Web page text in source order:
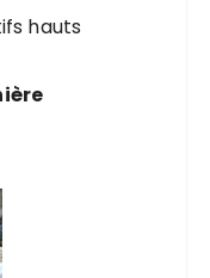
hauts